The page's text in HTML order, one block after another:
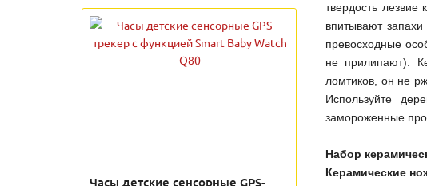
Часы детские сенсорные GPS-
твердость
впитывают
превосходные
не прилипают).
ломтиков, он не
Используйте
замороженные
Набор
Керамические